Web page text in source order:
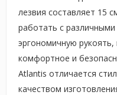
лезвия составляет 15
работать с
эргономичную
комфортное и
Atlantis отличается
качеством